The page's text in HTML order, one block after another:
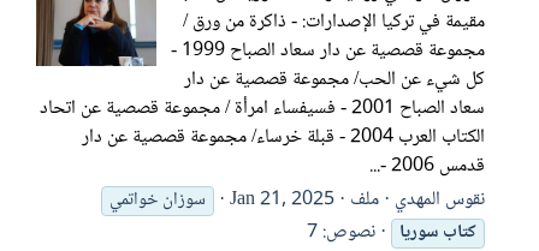
مقيمة في تركيا الإصدارات: - ذاكرة من ورق /
مجموعة قصصية عن دار سعاد الصباح 1999 -
كل شيء عن الحب/ مجموعة قصصية عن دار
سعاد الصباح 2001 - فسيفساء امرأة / مجموعة قصصية عن اتحاد
الكتاب العرب 2004 - قبلة خرساء/ مجموعة قصصية عن دار
قدمس 2006 -...
نقوس المهدي ملف Jan 21, 2025
سوزان خواتمي
كتابسوريا نصوص: 7